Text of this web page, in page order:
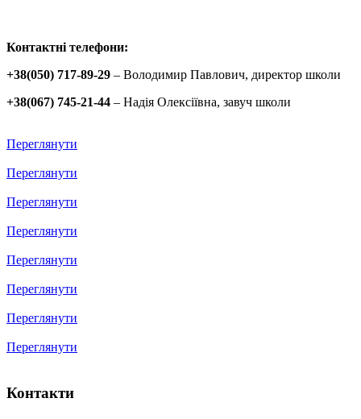
Контактні телефони:
+38(050) 717-89-29 – Володимир Павлович, директор школи
+38(067) 745-21-44 – Надія Олексіївна, завуч школи
Переглянути
Переглянути
Переглянути
Переглянути
Переглянути
Переглянути
Переглянути
Переглянути
Контакти